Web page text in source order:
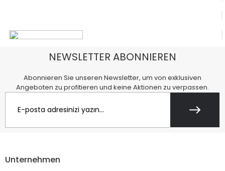
NEWSLETTER ABONNIEREN
Abonnieren Sie unseren Newsletter, um von exklusiven
Angeboten zu profitieren und keine Aktionen zu verpassen.
Unternehmen